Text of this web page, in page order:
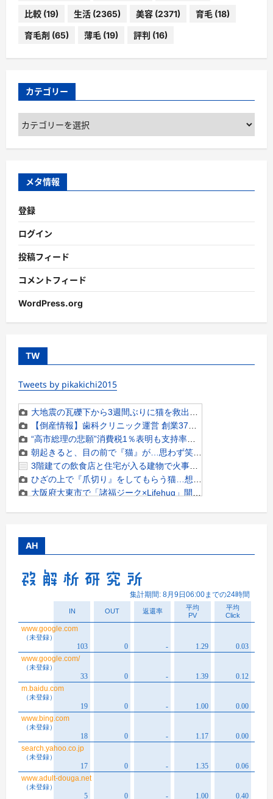
比較 (19) 生活 (2365) 美容 (2371) 育毛 (18)
育毛剤 (65) 薄毛 (19) 評判 (16)
カテゴリー
カ
テ
ゴ
ー
メタ情報
登録
ログイン
投稿フィード
コメントフィード
WordPress.org
TW
Tweets by pikakichi2015
AH